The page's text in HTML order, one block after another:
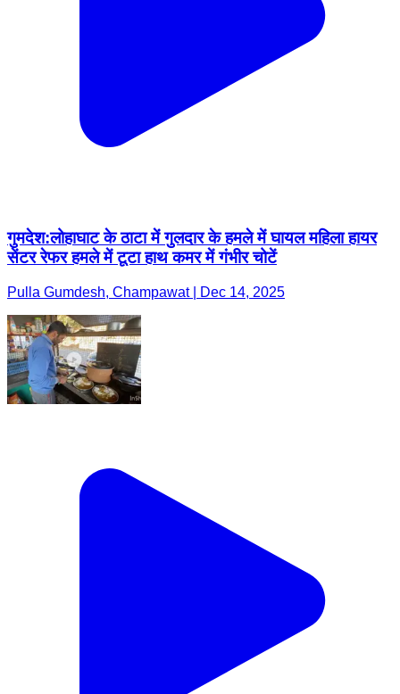
गुमदेश:लोहाघाट के ठाटा में गुलदार के हमले में घायल महिला हायर
सेंटर रेफर हमले में टूटा हाथ कमर में गंभीर चोटें
Pulla Gumdesh, Champawat | Dec 14, 2025